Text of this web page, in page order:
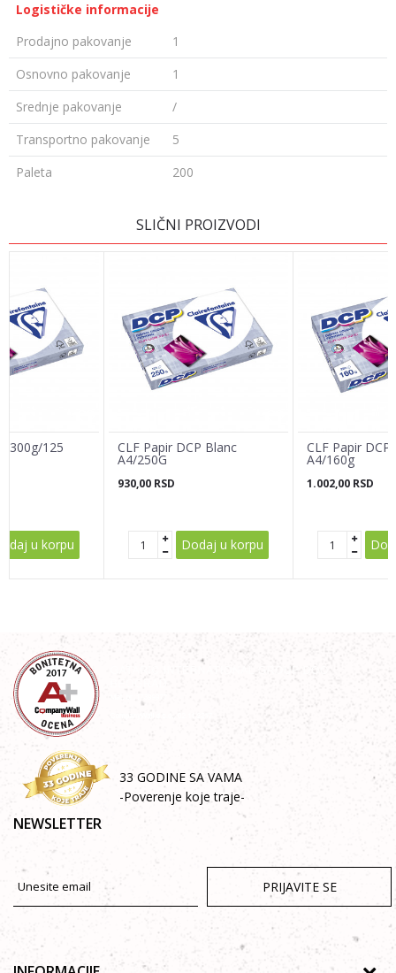
Logističke informacije
Prodajno pakovanje
1
Osnovno pakovanje
1
Srednje pakovanje
/
Transportno pakovanje
5
Paleta
200
Email adresa
POŠALJI
SLIČNI PROIZVODI
300g/125
u korpu
CLF Papir DCP Blanc
A4/250G
930,00 RSD
Dodaj u korpu
CLF Papir DCP
A4/160g
1.002,00 RSD
33 GODINE SA VAMA
-Poverenje koje traje-
NEWSLETTER
PRIJAVITE SE